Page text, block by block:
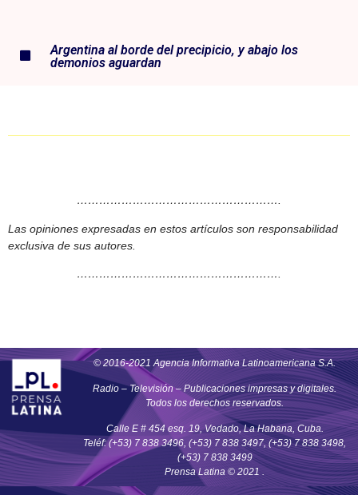
Argentina al borde del precipicio, y abajo los
demonios aguardan
……………………………………………….
Las opiniones expresadas en estos artículos son responsabilidad
exclusiva de sus autores.
……………………………………………….
© 2016-2021 Agencia Informativa Latinoamericana S.A.
Radio – Televisión – Publicaciones impresas y digitales.
Todos los derechos reservados.
Calle E # 454 esq. 19, Vedado, La Habana, Cuba.
Teléf: (+53) 7 838 3496, (+53) 7 838 3497, (+53) 7 838 3498,
(+53) 7 838 3499
Prensa Latina © 2021 .